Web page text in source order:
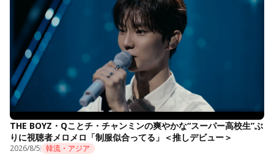
THE BOYZ・Qことチ・チャンミンの爽やかな“スーパー高校生”ぶ
りに視聴者メロメロ「制服似合ってる」＜推しデビュー＞
2026/8/5 韓流・アジア